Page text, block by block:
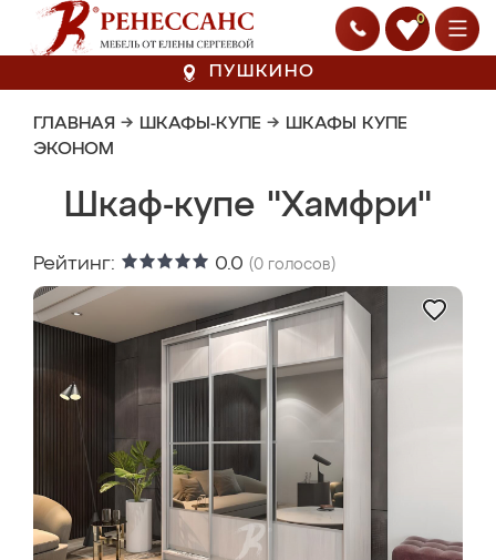
0
ПУШКИНО
ГЛАВНАЯ → ШКАФЫ-КУПЕ → ШКАФЫ КУПЕ
ЭКОНОМ
Шкаф-купе "Хамфри"
Рейтинг: 0.0 (0 голосов)